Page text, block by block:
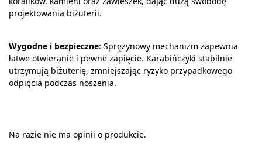
projektowania biżuterii.
Wygodne i bezpieczne: Sprężynowy mechanizm zapewnia
łatwe otwieranie i pewne zapięcie. Karabińczyki stabilnie
utrzymują biżuterię, zmniejszając ryzyko przypadkowego
odpięcia podczas noszenia.
Na razie nie ma opinii o produkcie.